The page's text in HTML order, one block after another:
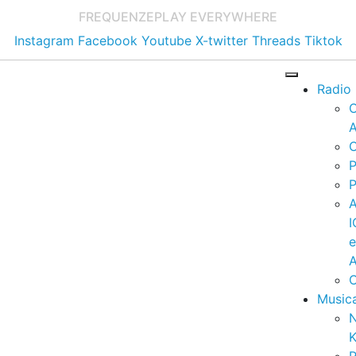
FREQUENZEPLAY EVERYWHERE
Instagram Facebook Youtube X-twitter Threads Tiktok
Radio
e